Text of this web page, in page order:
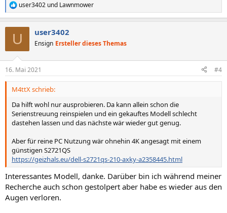
R
e
e
n
user3402 und Lawnmower
U user3402
Ensign Ersteller dieses Themas
16. Mai 2021 #4
M4ttX schrieb:
Da hilft wohl nur ausprobieren. Da kann allein schon die
Serienstreuung reinspielen und ein gekauftes Modell schlecht
dastehen lassen und das nächste wär wieder gut genug.
Aber für reine PC Nutzung wär ohnehin 4K angesagt mit einem
günstigen S2721QS
https://geizhals.eu/dell-s2721qs-210-axky-a2358445.html
Interessantes Modell, danke. Darüber bin ich während meiner
Recherche auch schon gestolpert aber habe es wieder aus den
Augen verloren.